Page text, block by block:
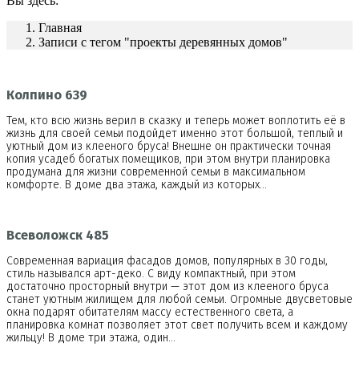
Главная
Записи с тегом "проекты деревянных домов"
Колпино 639
Тем, кто всю жизнь верил в сказку и теперь может воплотить её в
жизнь для своей семьи подойдет именно этот большой, теплый и
уютный дом из клееного бруса! Внешне он практически точная
копия усадеб богатых помещиков, при этом внутри планировка
продумана для жизни современной семьи в максимальном
комфорте. В доме два этажа, каждый из которых…
Всеволожск 485
Современная вариация фасадов домов, популярных в 30 годы,
стиль назывался арт-деко. С виду компактный, при этом
достаточно просторный внутри — этот дом из клееного бруса
станет уютным жилищем для любой семьи. Огромные двусветовые
окна подарят обитателям массу естественного света, а
планировка комнат позволяет этот свет получить всем и каждому
жильцу! В доме три этажа, один…